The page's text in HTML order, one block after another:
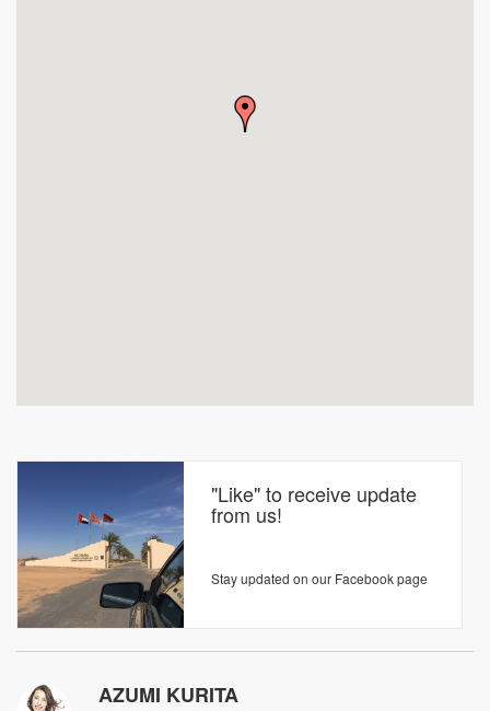
"Like" to receive update
from us!
Stay updated on our Facebook page
AZUMI KURITA